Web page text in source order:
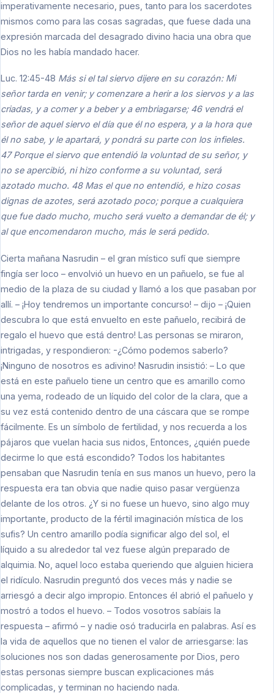
imperativamente necesario, pues, tanto para los sacerdotes
mismos como para las cosas sagradas, que fuese dada una
expresión marcada del desagrado divino hacia una obra que
Dios no les había mandado hacer.
Luc. 12:45-48 Más si el tal siervo dijere en su corazón: Mi
señor tarda en venir; y comenzare a herir a los siervos y a las
criadas, y a comer y a beber y a embriagarse; 46 vendrá el
señor de aquel siervo el día que él no espera, y a la hora que
él no sabe, y le apartará, y pondrá su parte con los infieles.
47 Porque el siervo que entendió la voluntad de su señor, y
no se apercibió, ni hizo conforme a su voluntad, será
azotado mucho. 48 Mas el que no entendió, e hizo cosas
dignas de azotes, será azotado poco; porque a cualquiera
que fue dado mucho, mucho será vuelto a demandar de él; y
al que encomendaron mucho, más le será pedido.
Cierta mañana Nasrudin – el gran místico sufí que siempre
fingía ser loco – envolvió un huevo en un pañuelo, se fue al
medio de la plaza de su ciudad y llamó a los que pasaban por
allí. – ¡Hoy tendremos un importante concurso! – dijo – ¡Quien
descubra lo que está envuelto en este pañuelo, recibirá de
regalo el huevo que está dentro! Las personas se miraron,
intrigadas, y respondieron: -¿Cómo podemos saberlo?
¡Ninguno de nosotros es adivino! Nasrudin insistió: – Lo que
está en este pañuelo tiene un centro que es amarillo como
una yema, rodeado de un líquido del color de la clara, que a
su vez está contenido dentro de una cáscara que se rompe
fácilmente. Es un símbolo de fertilidad, y nos recuerda a los
pájaros que vuelan hacia sus nidos, Entonces, ¿quién puede
decirme lo que está escondido? Todos los habitantes
pensaban que Nasrudin tenía en sus manos un huevo, pero la
respuesta era tan obvia que nadie quiso pasar vergüenza
delante de los otros. ¿Y si no fuese un huevo, sino algo muy
importante, producto de la fértil imaginación mística de los
sufis? Un centro amarillo podía significar algo del sol, el
líquido a su alrededor tal vez fuese algún preparado de
alquimia. No, aquel loco estaba queriendo que alguien hiciera
el ridículo. Nasrudin preguntó dos veces más y nadie se
arriesgó a decir algo impropio. Entonces él abrió el pañuelo y
mostró a todos el huevo. – Todos vosotros sabíais la
respuesta – afirmó – y nadie osó traducirla en palabras. Así es
la vida de aquellos que no tienen el valor de arriesgarse: las
soluciones nos son dadas generosamente por Dios, pero
estas personas siempre buscan explicaciones más
complicadas, y terminan no haciendo nada.